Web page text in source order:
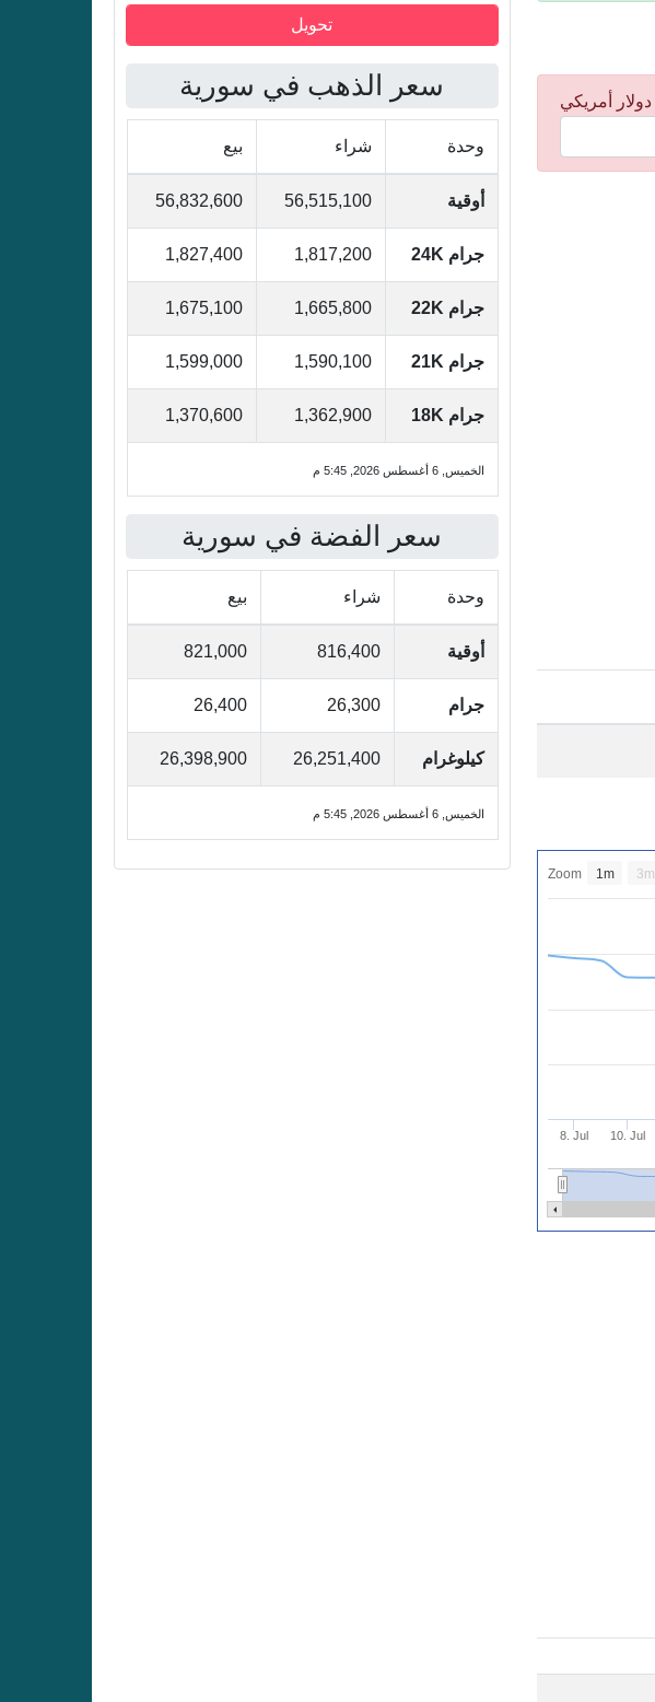
دولار أمريكي
8. Jul 10. Jul
Zoom 1m 3m
سعر الذهب في سورية
وحدة شراء بيع
أوقية 56,515,100
56,832,600
جرام 24K 1,817,200
1,827,400
جرام 22K 1,665,800
1,675,100
جرام 21K 1,590,100
1,599,000
جرام 18K 1,362,900
1,370,600
الخميس, 6 أغسطس 2026, 5:45 م
سعر الفضة في سورية
وحدة شراء بيع
أوقية 816,400
821,000
جرام 26,300
26,400
كيلوغرام 26,251,400
26,398,900
الخميس, 6 أغسطس 2026, 5:45 م